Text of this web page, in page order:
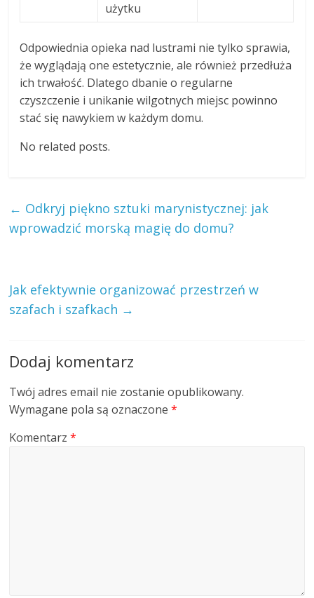
użytku
Odpowiednia opieka nad lustrami nie tylko sprawia,
że wyglądają one estetycznie, ale również przedłuża
ich trwałość. Dlatego dbanie o regularne
czyszczenie i unikanie wilgotnych miejsc powinno
stać się nawykiem w każdym domu.
No related posts.
← Odkryj piękno sztuki marynistycznej: jak
wprowadzić morską magię do domu?
Jak efektywnie organizować przestrzeń w
szafach i szafkach →
Dodaj komentarz
Twój adres email nie zostanie opublikowany.
Wymagane pola są oznaczone*
Komentarz*